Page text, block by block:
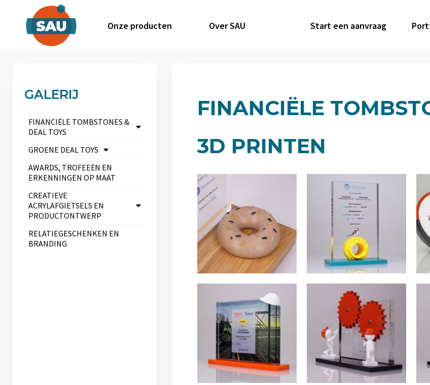
Onze producten Over SAU Start een aanvraag
GALERIJ
FINANCIËLE TOMBSTONES &
DEAL TOYS
GROENE DEAL TOYS
AWARDS, TROFEEËN EN
ERKENNINGEN OP MAAT
CREATIEVE
ACRYLAFGIETSELS EN
PRODUCTONTWERP
RELATIEGESCHENKEN EN
BRANDING
FINANCIËLE
3D PRINTEN